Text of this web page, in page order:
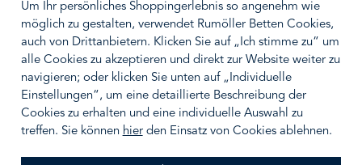
IN DEN WARENKORB
Zum Merkzettel hinzufügen
Um Ihr persönliches Shoppingerlebnis so angenehm wie
möglich zu gestalten, verwendet Rumöller Betten Cookies,
auch von Drittanbietern. Klicken Sie auf „Ich stimme zu“ um
alle Cookies zu akzeptieren und direkt zur Website weiter zu
navigieren; oder klicken Sie unten auf „Individuelle
Einstellungen“, um eine detaillierte Beschreibung der
Cookies zu erhalten und eine individuelle Auswahl zu
treffen. Sie können hierden Einsatz von Cookies ablehnen.